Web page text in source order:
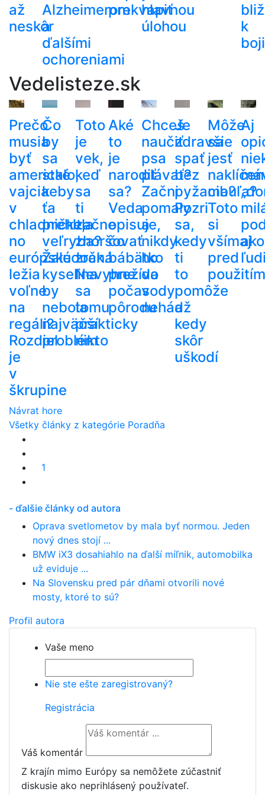
až
neskôr
Alzheimerom
a
ďalšími
ochoreniami
prekvapiť
hlavnou
úlohou
k
Vedelisteze.sk
Prečo
musia
byť
americké
vajcia
v
chladničke,
no
európske
ležia
voľne
na
regáli?
Rozdiel
je
v
škrupine
Čo
by
sa
stalo,
keby
ťa
prehltla
veľryba?
Žalúdočná
kyselina
by
nebola
najväčší
problém
Toto
je
vek,
keď
sa
ti
začne
zhoršovať
zrak.
Nevyhne
sa
tomu
prakticky
nikto
Aké
to
je
narodiť
sa?
Veda
opisuje,
čo
bábätko
prežíva
počas
pôrodu
Chceš
naučiť
psa
plávať?
Začni
pomaly
a
nikdy
ho
do
vody
nehádž
Je
zdravšie
spať
bez
pyžama?
Pozri
sa,
kedy
ti
to
pomôže
a
kedy
skôr
uškodí
Môže
sa
jesť
cibuľa?
Toto
si
všímaj
pred
použitím
Aj
ako
Návrat hore
Všetky články z kategórie Poradňa
1
- ďalšie články od autora
Oprava svetlometov by mala byť normou. Jeden
nový dnes stojí ...
BMW iX3 dosahiahlo na ďalší míľnik, automobilka
už eviduje ...
Na Slovensku pred pár dňami otvorili nové
mosty, ktoré to sú?
Profil autora
Vaše meno
Nie ste ešte zaregistrovaný?
Registrácia
Váš komentár
Z krajín mimo Európy sa nemôžete zúčastniť
diskusie ako neprihlásený používateľ.